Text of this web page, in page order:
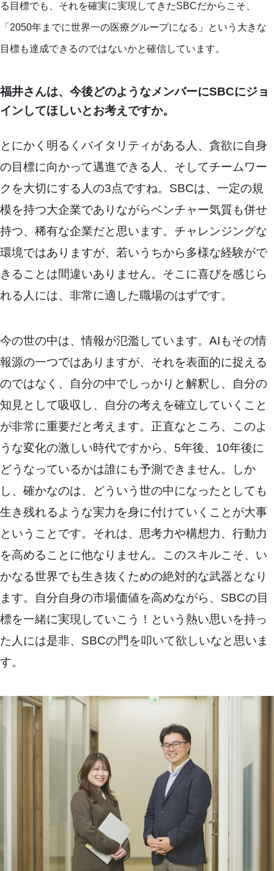
る目標でも、それを確実に実現してきたSBCだからこそ、
「2050年までに世界一の医療グループになる」という大きな
目標も達成できるのではないかと確信しています。
福井さんは、今後どのようなメンバーにSBCにジョ
インしてほしいとお考えですか。
とにかく明るくバイタリティがある人、貪欲に自身
の目標に向かって邁進できる人、そしてチームワー
クを大切にする人の3点ですね。SBCは、一定の規
模を持つ大企業でありながらベンチャー気質も併せ
持つ、稀有な企業だと思います。チャレンジングな
環境ではありますが、若いうちから多様な経験がで
きることは間違いありません。そこに喜びを感じら
れる人には、非常に適した職場のはずです。
今の世の中は、情報が氾濫しています。AIもその情
報源の一つではありますが、それを表面的に捉える
のではなく、自分の中でしっかりと解釈し、自分の
知見として吸収し、自分の考えを確立していくこと
が非常に重要だと考えます。正直なところ、このよ
うな変化の激しい時代ですから、5年後、10年後に
どうなっているかは誰にも予測できません。しか
し、確かなのは、どういう世の中になったとしても
生き残れるような実力を身に付けていくことが大事
ということです。それは、思考力や構想力、行動力
を高めることに他なりません。このスキルこそ、い
かなる世界でも生き抜くための絶対的な武器となり
ます。自分自身の市場価値を高めながら、SBCの目
標を一緒に実現していこう！という熱い思いを持っ
た人には是非、SBCの門を叩いて欲しいなと思いま
す。